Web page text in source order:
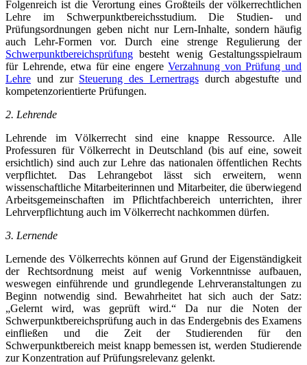
Folgenreich ist die Verortung eines Großteils der völkerrechtlichen
Lehre im Schwerpunktbereichsstudium. Die Studien- und
Prüfungsordnungen geben nicht nur Lern-Inhalte, sondern häufig
auch Lehr-Formen vor. Durch eine strenge Regulierung der
Schwerpunktbereichsprüfung besteht wenig Gestaltungsspielraum
für Lehrende, etwa für eine engereVerzahnung von Prüfung und
Lehre und zur Steuerung des Lernertragsdurch abgestufte und
kompetenzorientierte Prüfungen.
2. Lehrende
Lehrende im Völkerrecht sind eine knappe Ressource. Alle
Professuren für Völkerrecht in Deutschland (bis auf eine, soweit
ersichtlich) sind auch zur Lehre das nationalen öffentlichen Rechts
verpflichtet. Das Lehrangebot lässt sich erweitern, wenn
wissenschaftliche Mitarbeiterinnen und Mitarbeiter, die überwiegend
Arbeitsgemeinschaften im Pflichtfachbereich unterrichten, ihrer
Lehrverpflichtung auch im Völkerrecht nachkommen dürfen.
3. Lernende
Lernende des Völkerrechts können auf Grund der Eigenständigkeit
der Rechtsordnung meist auf wenig Vorkenntnisse aufbauen,
weswegen einführende und grundlegende Lehrveranstaltungen zu
Beginn notwendig sind. Bewahrheitet hat sich auch der Satz:
„Gelernt wird, was geprüft wird.“ Da nur die Noten der
Schwerpunktbereichsprüfung auch in das Endergebnis des Examens
einfließen und die Zeit der Studierenden für den
Schwerpunktbereich meist knapp bemessen ist, werden Studierende
zur Konzentration auf Prüfungsrelevanz gelenkt.